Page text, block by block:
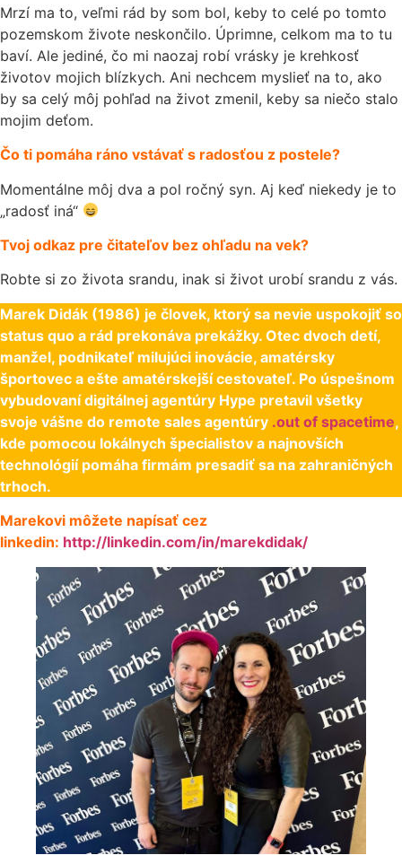
Mrzí ma to, veľmi rád by som bol, keby to celé po tomto
pozemskom živote neskončilo. Úprimne, celkom ma to tu
baví. Ale jediné, čo mi naozaj robí vrásky je krehkosť
životov mojich blízkych. Ani nechcem myslieť na to, ako
by sa celý môj pohľad na život zmenil, keby sa niečo stalo
mojim deťom.
Čo ti pomáha ráno vstávať s radosťou z postele?
Momentálne môj dva a pol ročný syn. Aj keď niekedy je to
„radosť iná“
Tvoj odkaz pre čitateľov bez ohľadu na vek?
Robte si zo života srandu, inak si život urobí srandu z vás.
Marek Didák (1986) je človek, ktorý sa nevie uspokojiť so
status quo a rád prekonáva prekážky. Otec dvoch detí,
manžel, podnikateľ milujúci inovácie, amatérsky
športovec a ešte amatérskejší cestovateľ. Po úspešnom
vybudovaní digitálnej agentúry Hype pretavil všetky
svoje vášne do remote sales agentúry .out of spacetime,
kde pomocou lokálnych špecialistov a najnovších
technológií pomáha firmám presadiť sa na zahraničných
trhoch.
Marekovi môžete napísať cez
linkedin: http://linkedin.com/in/marekdidak/